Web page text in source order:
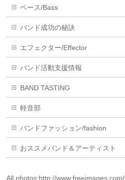
ベース/Bass
バンド成功の秘訣
エフェクター/Effector
バンド活動支援情報
BAND TASTING
軽音部
バンドファッション/fashion
おススメバンド＆アーティスト
All photos:http://www.freeimages.com/